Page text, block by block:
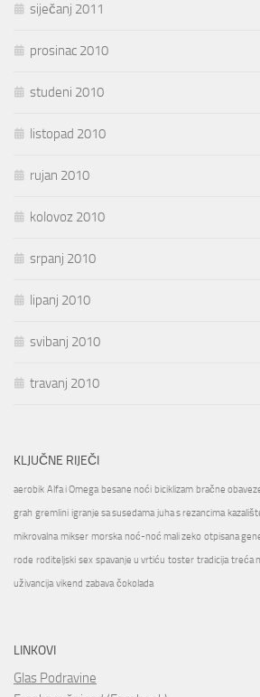
siječanj 2011
prosinac 2010
studeni 2010
listopad 2010
rujan 2010
kolovoz 2010
srpanj 2010
lipanj 2010
svibanj 2010
travanj 2010
KLJUČNE RIJEČI
aerobik Alfa i Omega besane noći biciklizam bračne
grah gremlini igranje sa susedama juha s rezancima
mikrovalna mikser morska noć-noć mali zeko otpisana
rode roditeljski sex spavanje u vrtiću toster tradicija treća
uživancija vikend zabava čokolada
LINKOVI
Glas Podravine